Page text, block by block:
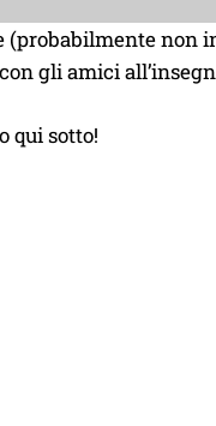
non
gli amici
qui sotto!